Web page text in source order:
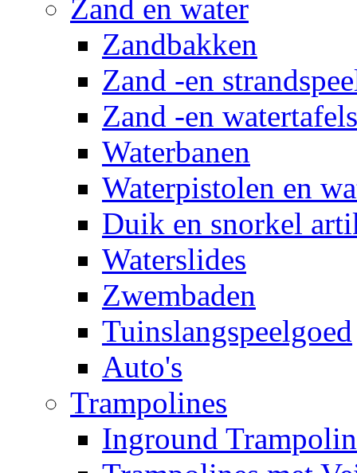
Zand en water
Zandbakken
Zand -en
Zand -en watertafels
Waterbanen
Waterpistolen en
Duik en snorkel
Waterslides
Zwembaden
Tuinslangspeelgoed
Auto's
Trampolines
Inground